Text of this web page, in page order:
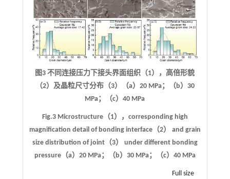
图3 不同连接压力下接头界面组织（1），高倍形貌
（2）及晶粒尺寸分布（3）（a）20 MPa；（b）30
MPa；（c）40 MPa
Fig.3 Microstructure（1），corresponding high
magnification detail of bonding interface（2） and grain
size distribution of joint（3） under different bonding
pressure（a）20 MPa；（b）30 MPa；（c）40 MPa
Full size